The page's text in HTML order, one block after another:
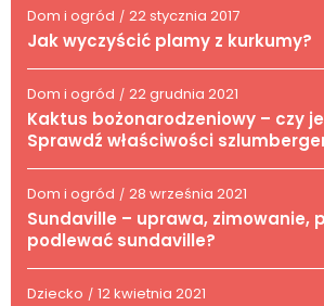
Dom i ogród / 22 stycznia 2017
Jak wyczyścić plamy z kurkumy?
Dom i ogród / 22 grudnia 2021
Kaktus bożonarodzeniowy – czy
Sprawdź właściwości
Dom i ogród / 28 września 2021
Sundaville – uprawa, zimowanie,
podlewać sundaville?
Dziecko / 12 kwietnia 2021